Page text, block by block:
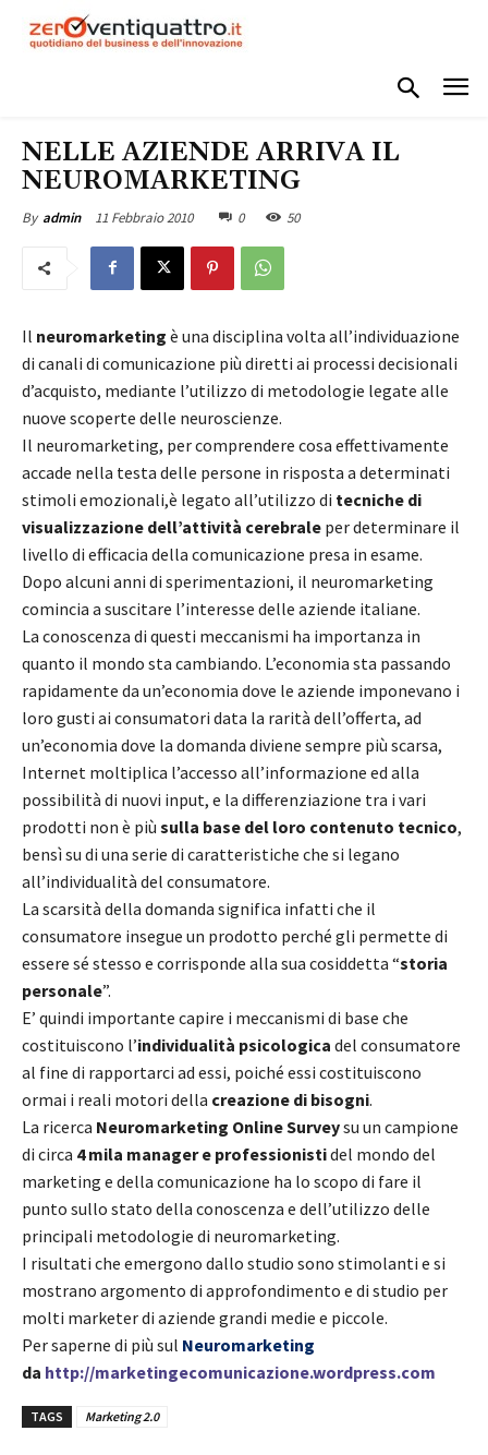
NELLE AZIENDE ARRIVA IL
NEUROMARKETING
By admin 11 Febbraio 2010 0 50
Il neuromarketing è una disciplina volta all’individuazione
di canali di comunicazione più diretti ai processi decisionali
d’acquisto, mediante l’utilizzo di metodologie legate alle
nuove scoperte delle neuroscienze.
Il neuromarketing, per comprendere cosa effettivamente
accade nella testa delle persone in risposta a determinati
stimoli emozionali,è legato all’utilizzo di tecniche di
visualizzazione dell’attività cerebrale per determinare il
livello di efficacia della comunicazione presa in esame.
Dopo alcuni anni di sperimentazioni, il neuromarketing
comincia a suscitare l’interesse delle aziende italiane.
La conoscenza di questi meccanismi ha importanza in
quanto il mondo sta cambiando. L’economia sta passando
rapidamente da un’economia dove le aziende imponevano i
loro gusti ai consumatori data la rarità dell’offerta, ad
un’economia dove la domanda diviene sempre più scarsa,
Internet moltiplica l’accesso all’informazione ed alla
possibilità di nuovi input, e la differenziazione tra i vari
prodotti non è più sulla base del loro contenuto tecnico,
bensì su di una serie di caratteristiche che si legano
all’individualità del consumatore.
La scarsità della domanda significa infatti che il
consumatore insegue un prodotto perché gli permette di
essere sé stesso e corrisponde alla sua cosiddetta “storia
personale”.
E’ quindi importante capire i meccanismi di base che
costituiscono l’individualità psicologica del consumatore
al fine di rapportarci ad essi, poiché essi costituiscono
ormai i reali motori della creazione di bisogni.
La ricerca Neuromarketing Online Surveysu un campione
di circa 4 mila manager e professionistidel mondo del
marketing e della comunicazione ha lo scopo di fare il
punto sullo stato della conoscenza e dell’utilizzo delle
principali metodologie di neuromarketing.
I risultati che emergono dallo studio sono stimolanti e si
mostrano argomento di approfondimento e di studio per
molti marketer di aziende grandi medie e piccole.
Per saperne di più sul Neuromarketing
da http://marketingecomunicazione.wordpress.com
TAGS Marketing 2.0